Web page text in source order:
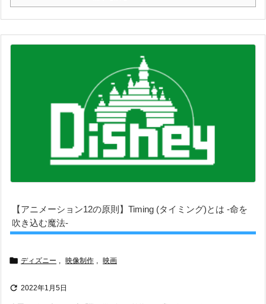
【アニメーション12の原則】Timing (タイミング)とは -命を
吹き込む魔法-
 ディズニー , 映像制作 , 映画
 2022年1月5日